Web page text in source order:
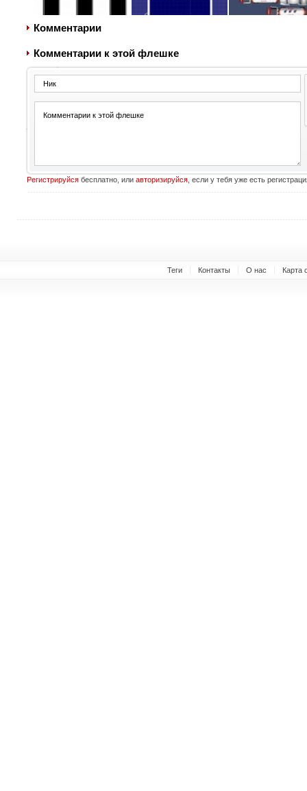
Комментарии
Комментарии к этой флешке
Регистрируйсябесплатно, или авторизируйся, если у тебя уже есть
Теги Контакты О нас Карта